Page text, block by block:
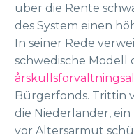
über die Rente
des System einen
In seiner Rede
schwedische Modell
Bürgerfonds. Trittin
die Niederländer,
vor Altersarmut